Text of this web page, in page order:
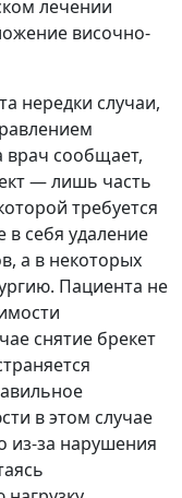
лечении
височно-
нередки случаи,
врач сообщает,
— лишь часть
требуется
себя удаление
а в некоторых
Пациента не
снятие брекет
в этом случае
из-за нарушения